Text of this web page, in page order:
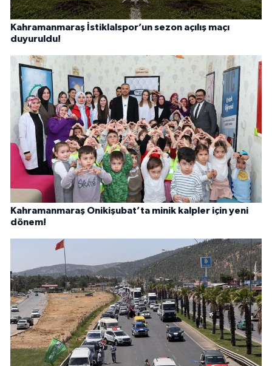
Kahramanmaraş İstiklalspor’un sezon açılış maçı
duyuruldu!
Kahramanmaraş Onikişubat’ta minik kalpler için yeni
dönem!